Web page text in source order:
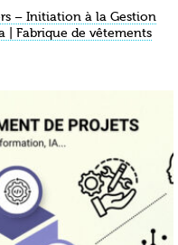
– Initiation à la Gestion
| Fabrique de vêtements